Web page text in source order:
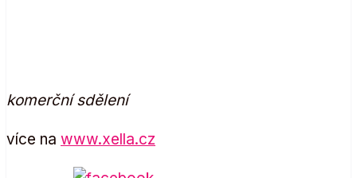
komerční sdělení
více na www.xella.cz